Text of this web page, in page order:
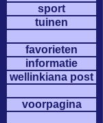
sport
tuinen
favorieten
informatie
wellinkiana post
voorpagina